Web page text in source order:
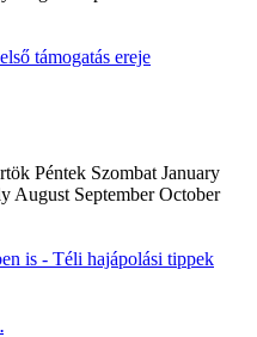
Péntek Szombat January
August September October